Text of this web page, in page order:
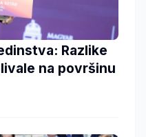
Razlike
na površinu